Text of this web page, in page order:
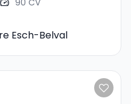
Esch-Belval